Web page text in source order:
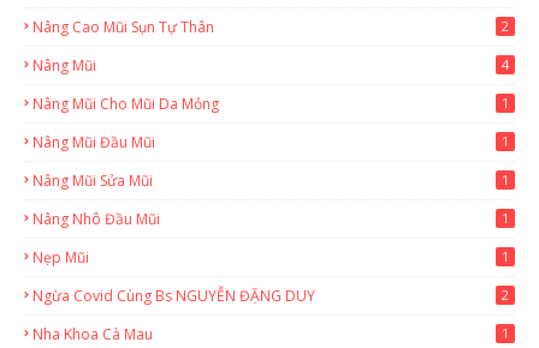
Nâng Cao Mũi Sụn Tự Thân 2
Nâng Mũi 4
Nâng Mũi Cho Mũi Da Mỏng 1
Nâng Mũi Đầu Mũi 1
Nâng Mũi Sửa Mũi 1
Nâng Nhô Đầu Mũi 1
Nẹp Mũi 1
Ngừa Covid Cùng Bs NGUYỄN ĐẶNG DUY 2
Nha Khoa Cà Mau 1